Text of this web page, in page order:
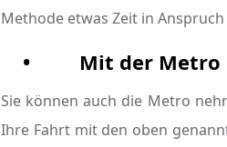
Methode etwas Zeit in
• Mit der Metro
Sie können auch die Metro
Ihre Fahrt mit den oben